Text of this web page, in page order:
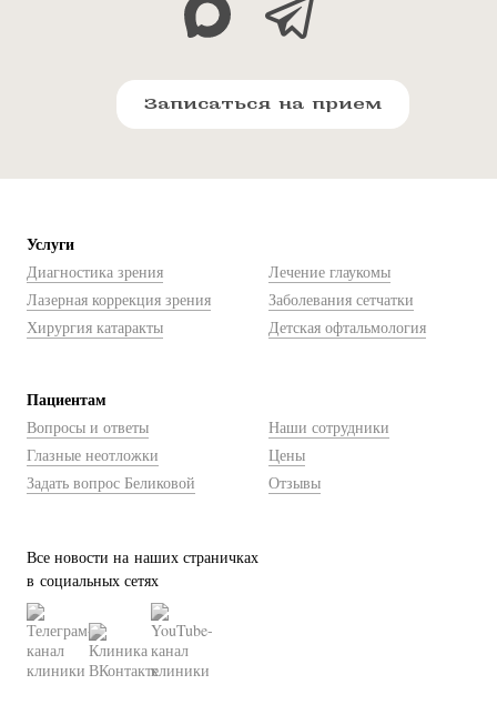
Записаться на прием
Услуги
Диагностика зрения
Лазерная коррекция зрения
Хирургия катаракты
Лечение глаукомы
Заболевания сетчатки
Детская офтальмология
Пациентам
Вопросы и ответы
Глазные неотложки
Задать вопрос Беликовой
Наши сотрудники
Цены
Отзывы
Все новости на наших страничках
в социальных сетях